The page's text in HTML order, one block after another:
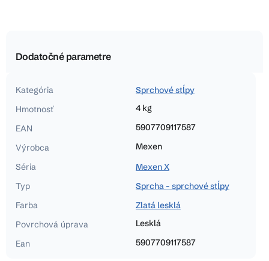
Dodatočné parametre
Kategória
Sprchové stĺpy
Hmotnosť
4 kg
EAN
5907709117587
Výrobca
Mexen
Séria
Mexen X
Typ
Sprcha - sprchové stĺpy
Farba
Zlatá lesklá
Povrchová úprava
Lesklá
Ean
5907709117587